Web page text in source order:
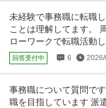
未経験で事務職に転職
ことは理解してます。
ローワークで転職活動
ていました。
回答受付中 6
事務職について質問で
職を目指しています 派